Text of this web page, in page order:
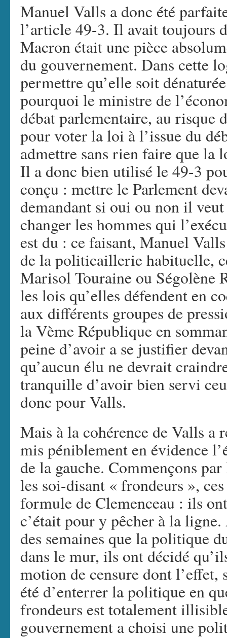
Manuel Valls a donc été
l’article 49-3. Il avait toujours
Macron était une pièce
du gouvernement. Dans cette
permettre qu’elle soit
pourquoi le ministre de
débat parlementaire, au risque
pour voter la loi à l’issue du
admettre sans rien faire que la
Il a donc bien utilisé le 49-3
conçu : mettre le Parlement
demandant si oui ou non il
changer les hommes qui
est du : ce faisant, Manuel
de la politicaillerie habituelle,
Marisol Touraine ou Ségolène
les lois qu’elles défendent en
aux différents groupes de
la Vème République en
peine d’avoir a se justifier
qu’aucun élu ne devrait
tranquille d’avoir bien servi
donc pour Valls.
Mais à la cohérence de Valls a
mis péniblement en évidence
de la gauche. Commençons
les soi-disant « frondeurs »,
formule de Clemenceau : ils
c’était pour y pêcher à la
des semaines que la politique
dans le mur, ils ont décidé
motion de censure dont l’effet,
été d’enterrer la politique en
frondeurs est totalement
gouvernement a choisi une